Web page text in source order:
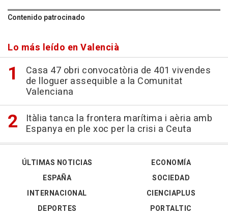
Contenido patrocinado
Lo más leído en Valencià
Casa 47 obri convocatòria de 401 vivendes
de lloguer assequible a la Comunitat
Valenciana
Itàlia tanca la frontera marítima i aèria amb
Espanya en ple xoc per la crisi a Ceuta
ÚLTIMAS NOTICIAS
ESPAÑA
INTERNACIONAL
DEPORTES
ECONOMÍA
SOCIEDAD
CIENCIAPLUS
PORTALTIC